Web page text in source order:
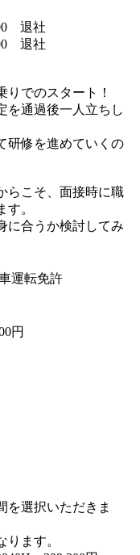
退社
退社
りでのスタート！
を通過後一人立ちし
研修を進めていくの
らこそ、面接時に職
。
に合うか検討してみ
運転免許
円
選択いただきま
ます。